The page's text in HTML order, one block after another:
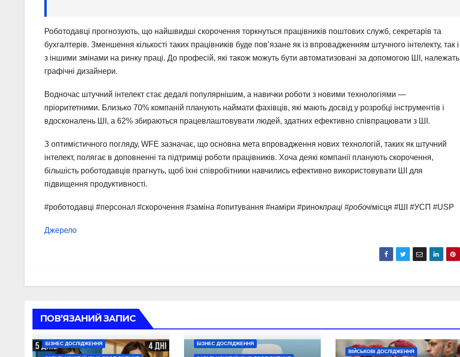
Роботодавці прогнозують, що найшвидші скорочення торкнуться працівників поштових служб, секретарів та
бухгалтерів. Зменшення кількості таких працівників буде пов’язане як із впровадженням штучного інтелекту, так і
з іншими змінами на ринку праці. До професій, які також можуть бути автоматизовані за допомогою ШІ, належать
графічні дизайнери.
Водночас штучний інтелект стає дедалі популярнішим, а навички роботи з новими технологіями —
пріоритетними. Близько 70% компаній планують наймати фахівців, які мають досвід у розробці інструментів і
вдосконалень ШІ, а 62% збираються працевлаштовувати людей, здатних ефективно співпрацювати з ШІ.
З оптимістичного погляду, WFE зазначає, що основна мета впровадження нових технологій, таких як штучний
інтелект, полягає в доповненні та підтримці роботи працівників. Хоча деякі компанії планують скорочення,
більшість роботодавців прагнуть, щоб їхні співробітники навчились ефективно використовувати ШІ для
підвищення продуктивності.
#роботодавці #персонал #скорочення #заміна #опитування #наміри #ринокпраці #робочімісця #ШІ #УСП #USP
Джерело
ПОВ’ЯЗАНИЙ ЗАПИС
БІЗНЕС ДОСЛІДЖЕННЯ БІЗНЕС ДОСЛІДЖЕННЯ
ВІЙСЬКОВІ ДОСЛІДЖЕННЯ